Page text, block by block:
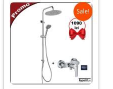
Sale!